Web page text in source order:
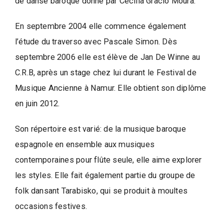
e
d
e
a
V
e
d
e
W
a
v
En septembre 2004 elle commence également
l’étude du traverso avec Pascale Simon. Dès
septembre 2006 elle est élève de Jan De Winne au
C.R.B, après un stage chez lui durant le Festival de
Musique Ancienne à Namur. Elle obtient son diplôme
en juin 2012.
Son répertoire est varié: de la musique baroque
espagnole en ensemble aux musiques
contemporaines pour flûte seule, elle aime explorer
les styles. Elle fait également partie du groupe de
folk dansant Tarabisko, qui se produit à moultes
occasions festives.